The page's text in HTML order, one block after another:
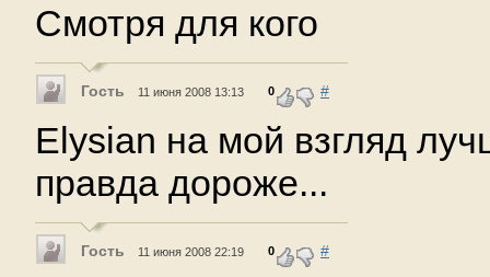
Смотря для кого
Гость 11 июня 2008 13:13 0 #
Elysian на мой взгляд
правда дороже...
Гость 11 июня 2008 22:19 0 #